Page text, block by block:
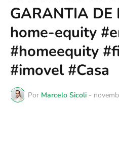
GARANTIA DE
home-equity
#homeequity
#imovel #Casa
Por Marcelo Sicoli -